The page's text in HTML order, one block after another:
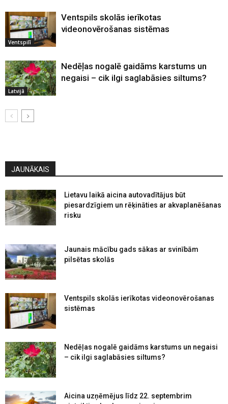
Ventspilī
Ventspils skolās ierīkotas
videonovērošanas sistēmas
Latvijā
Nedēļas nogalē gaidāms karstums un
negaisi – cik ilgi saglabāsies siltums?
JAUNĀKAIS
Lietavu laikā aicina autovadītājus būt
piesardzīgiem un rēķināties ar akvaplanēšanas
risku
Jaunais mācību gads sākas ar svinībām
pilsētas skolās
Ventspils skolās ierīkotas videonovērošanas
sistēmas
Nedēļas nogalē gaidāms karstums un negaisi
– cik ilgi saglabāsies siltums?
Aicina uzņēmējus līdz 22. septembrim